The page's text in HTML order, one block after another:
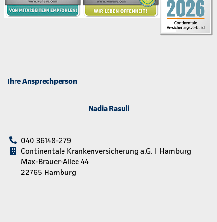
Ihre Ansprechperson
Nadia Rasuli
040 36148-279
Continentale Krankenversicherung a.G. | Hamburg
Max-Brauer-Allee 44
22765 Hamburg